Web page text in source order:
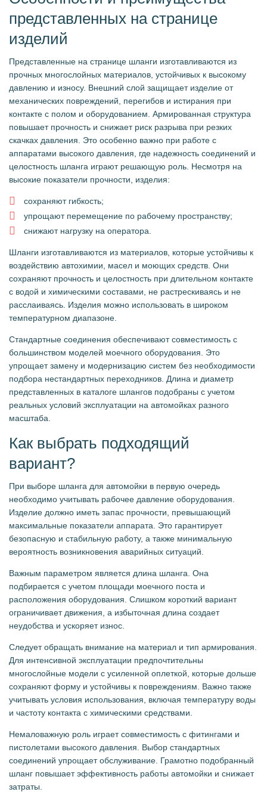
представленных на странице
изделий
Представленные на странице шланги изготавливаются из
прочных многослойных материалов, устойчивых к высокому
давлению и износу. Внешний слой защищает изделие от
механических повреждений, перегибов и истирания при
контакте с полом и оборудованием. Армированная структура
повышает прочность и снижает риск разрыва при резких
скачках давления. Это особенно важно при работе с
аппаратами высокого давления, где надежность соединений и
целостность шланга играют решающую роль. Несмотря на
высокие показатели прочности, изделия:
сохраняют гибкость;
упрощают перемещение по рабочему пространству;
снижают нагрузку на оператора.
Шланги изготавливаются из материалов, которые устойчивы к
воздействию автохимии, масел и моющих средств. Они
сохраняют прочность и целостность при длительном контакте
с водой и химическими составами, не растрескиваясь и не
расслаиваясь. Изделия можно использовать в широком
температурном диапазоне.
Стандартные соединения обеспечивают совместимость с
большинством моделей моечного оборудования. Это
упрощает замену и модернизацию систем без необходимости
подбора нестандартных переходников. Длина и диаметр
представленных в каталоге шлангов подобраны с учетом
реальных условий эксплуатации на автомойках разного
масштаба.
Как выбрать подходящий
вариант?
При выборе шланга для автомойки в первую очередь
необходимо учитывать рабочее давление оборудования.
Изделие должно иметь запас прочности, превышающий
максимальные показатели аппарата. Это гарантирует
безопасную и стабильную работу, а также минимальную
вероятность возникновения аварийных ситуаций.
Важным параметром является длина шланга. Она
подбирается с учетом площади моечного поста и
расположения оборудования. Слишком короткий вариант
ограничивает движения, а избыточная длина создает
неудобства и ускоряет износ.
Следует обращать внимание на материал и тип армирования.
Для интенсивной эксплуатации предпочтительны
многослойные модели с усиленной оплеткой, которые дольше
сохраняют форму и устойчивы к повреждениям. Важно также
учитывать условия использования, включая температуру воды
и частоту контакта с химическими средствами.
Немаловажную роль играет совместимость с фитингами и
пистолетами высокого давления. Выбор стандартных
соединений упрощает обслуживание. Грамотно подобранный
шланг повышает эффективность работы автомойки и снижает
затраты.